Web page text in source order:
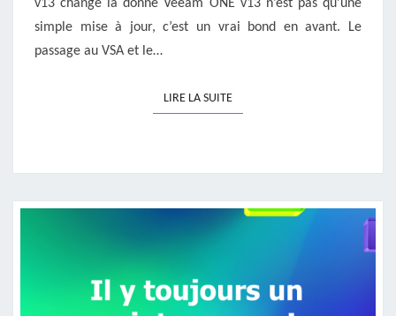
v13 change la donne Veeam ONE v13 n’est pas qu’une
simple mise à jour, c’est un vrai bond en avant. Le
passage au VSA et le…
LIRE LA SUITELIRE LA SUITE